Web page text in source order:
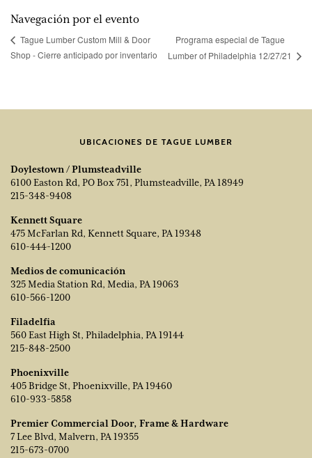
Navegación por el evento
Tague Lumber Custom Mill & Door
Shop - Cierre anticipado por inventario
Programa especial de Tague
Lumber of Philadelphia 12/27/21
UBICACIONES DE TAGUE LUMBER
Doylestown / Plumsteadville
6100 Easton Rd, PO Box 751, Plumsteadville, PA 18949
215-348-9408
Kennett Square
475 McFarlan Rd, Kennett Square, PA 19348
610-444-1200
Medios de comunicación
325 Media Station Rd, Media, PA 19063
610-566-1200
Filadelfia
560 East High St, Philadelphia, PA 19144
215-848-2500
Phoenixville
405 Bridge St, Phoenixville, PA 19460
610-933-5858
Premier Commercial Door, Frame & Hardware
7 Lee Blvd, Malvern, PA 19355
215-673-0700